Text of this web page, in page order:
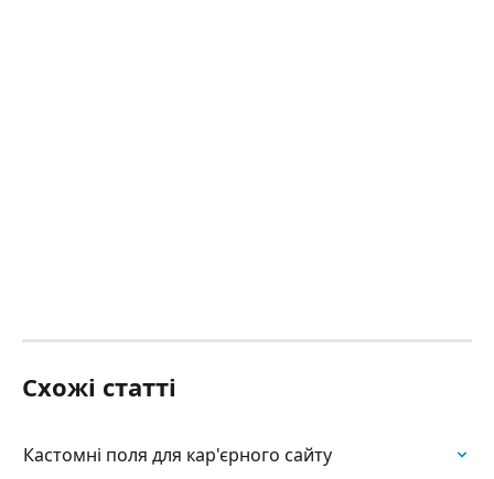
Схожі статті
Кастомні поля для кар'єрного сайту